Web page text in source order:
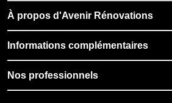
À propos d'Avenir Rénovations
Informations complémentaires
Nos professionnels